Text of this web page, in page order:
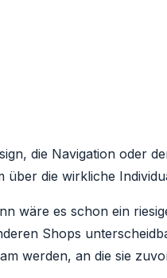
die Navigation oder
die wirkliche
wäre es schon ein
Shops
werden, an die sie